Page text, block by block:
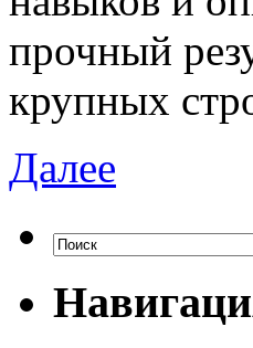
прочный
крупных
Далее